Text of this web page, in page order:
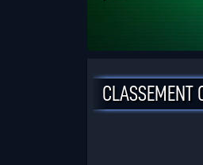
CLASSEMENT